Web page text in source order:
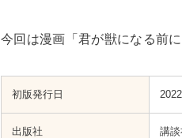
今回は漫画「君が獣になる前
初版発行日
出版社 講談